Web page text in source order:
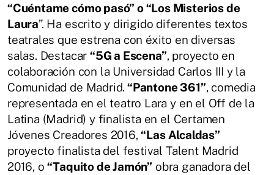
“Cuéntame cómo pasó” o “Los Misterios de
Laura”. Ha escrito y dirigido diferentes textos
teatrales que estrena con éxito en diversas
salas. Destacar “5G a Escena”, proyecto en
colaboración con la Universidad Carlos III y la
Comunidad de Madrid. “Pantone 361”, comedia
representada en el teatro Lara y en el Off de la
Latina (Madrid) y finalista en el Certamen
Jóvenes Creadores 2016,“Las Alcaldas”
proyecto finalista del festival Talent Madrid
2016, o“Taquito de Jamón” obra ganadora del